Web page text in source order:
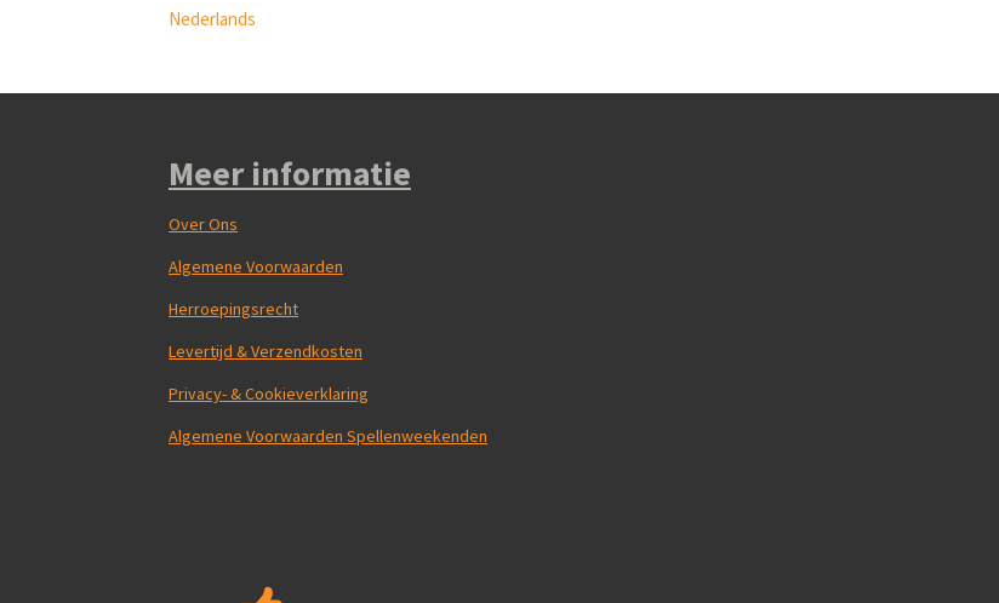
Nederlands
Meer informatie
Over Ons
Algemene Voorwaarden
Herroepingsrecht
Levertijd & Verzendkosten
Privacy- & Cookieverklaring
Algemene Voorwaarden Spellenweekenden